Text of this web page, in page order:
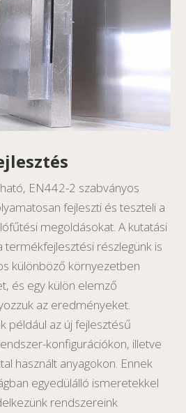
EN442-2 szabványos
fejleszti és teszteli a
megoldásokat. A kutatási
termékfejlesztési részlegünk is
különböző környezetben
és egy külön elemző
az eredményeket.
például az új fejlesztésű
konfigurációkon, illetve
használt anyagokon. Ennek
egyedülálló ismeretekkel
rendszereink